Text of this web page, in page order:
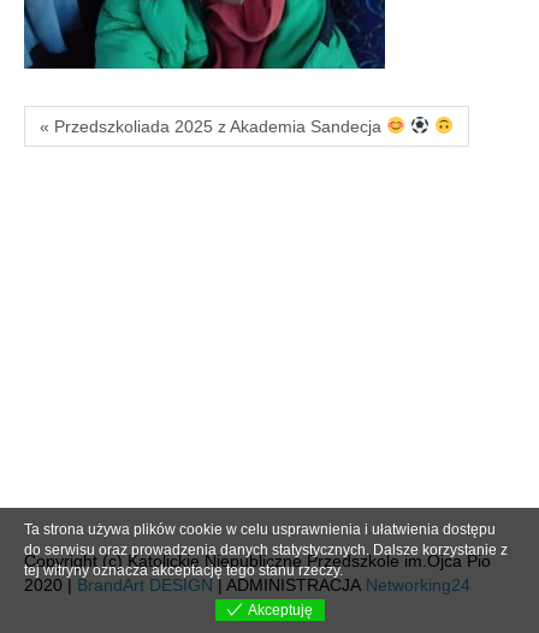
« Przedszkoliada 2025 z Akademia Sandecja
Copyright (c) Katolickie Niepubliczne Przedszkole im.Ojca Pio
2020 | BrandArt DESIGN | ADMINISTRACJA Networking24
Ta strona używa plików cookie w celu usprawnienia i ułatwienia dostępu
do serwisu oraz prowadzenia danych statystycznych. Dalsze korzystanie z
tej witryny oznacza akceptację tego stanu rzeczy.
Akceptuję